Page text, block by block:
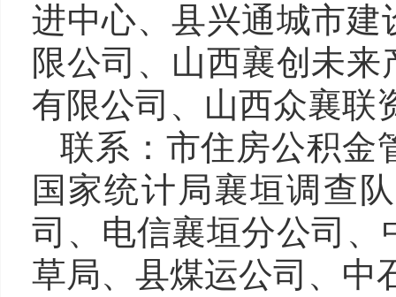
进中心、县兴通城市
限公司 、 山西襄创未来
有限公司、山西众襄联
联系： 市住房公积金
国家统计局襄垣调查
司、电信襄垣分公司、
草局、县煤运公司、中